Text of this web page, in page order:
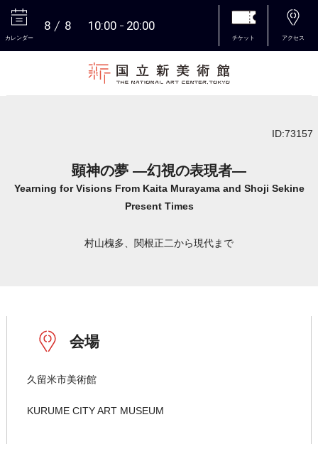
カレンダー
8 8 10:00 20:00
チケット アクセス
ID:73157
顕神の夢 ―幻視の表現者―
Yearning for Visions From Kaita Murayama and Shoji Sekine
Present Times
村山槐多、関根正二から現代まで
会場
久留米市美術館
KURUME CITY ART MUSEUM